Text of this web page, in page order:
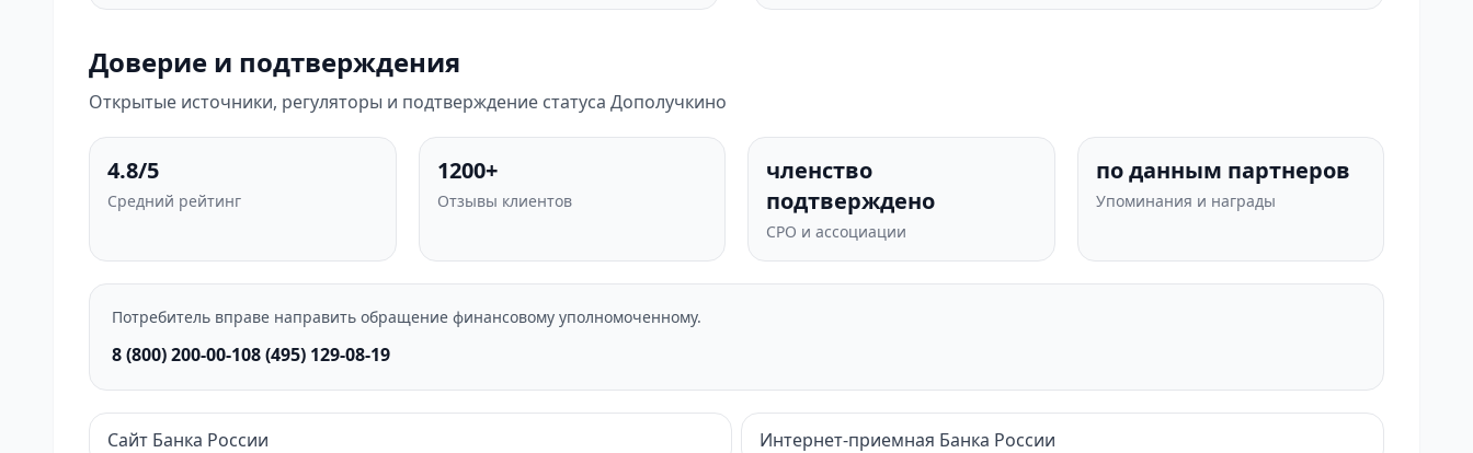
Доверие и подтверждения
Открытые источники, регуляторы и подтверждение статуса Дополучкино
4.8/5
Средний рейтинг
1200+
Отзывы клиентов
членство
подтверждено
СРО и ассоциации
по данным партнеров
Упоминания и награды
Потребитель вправе направить обращение финансовому уполномоченному.
8 (800) 200-00-108 (495) 129-08-19
Сайт Банка России Интернет-приемная Банка России